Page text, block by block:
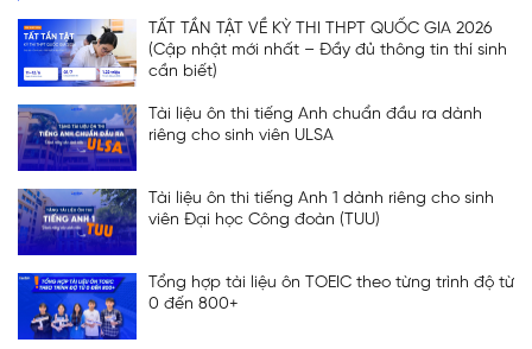
TẤT TẦN TẬT VỀ KỲ THI THPT QUỐC GIA 2026
(Cập nhật mới nhất – Đầy đủ thông tin thí sinh
cần biết)
Tài liệu ôn thi tiếng Anh chuẩn đầu ra dành
riêng cho sinh viên ULSA
Tài liệu ôn thi tiếng Anh 1 dành riêng cho sinh
viên Đại học Công đoàn (TUU)
Tổng hợp tài liệu ôn TOEIC theo từng trình độ từ
0 đến 800+